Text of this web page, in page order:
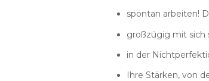
spontan arbeiten!
großzügig mit sich
in der
Ihre Stärken, von